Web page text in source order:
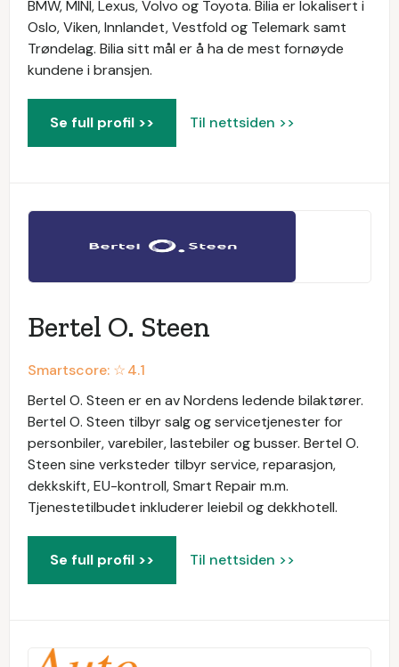
BMW, MINI, Lexus, Volvo og Toyota. Bilia er lokalisert i
Oslo, Viken, Innlandet, Vestfold og Telemark samt
Trøndelag. Bilia sitt mål er å ha de mest fornøyde
kundene i bransjen.
Se full profil >> Til nettsiden >>
Bertel O. Steen
Smartscore: ☆4.1
Bertel O. Steen er en av Nordens ledende bilaktører.
Bertel O. Steen tilbyr salg og servicetjenester for
personbiler, varebiler, lastebiler og busser. Bertel O.
Steen sine verksteder tilbyr service, reparasjon,
dekkskift, EU-kontroll, Smart Repair m.m.
Tjenestetilbudet inkluderer leiebil og dekkhotell.
Se full profil >> Til nettsiden >>